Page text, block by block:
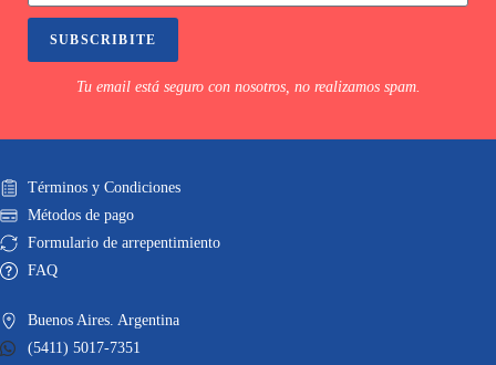
SUBSCRIBITE
Tu email está seguro con nosotros, no realizamos spam.
Términos y Condiciones
Métodos de pago
Formulario de arrepentimiento
FAQ
Buenos Aires. Argentina
(5411) 5017-7351